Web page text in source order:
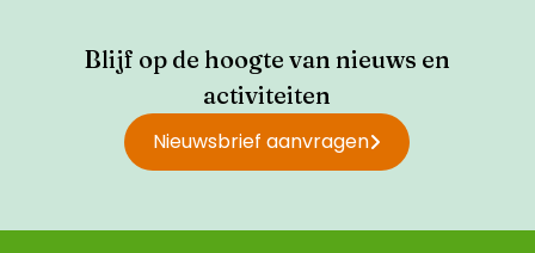
Blijf op de hoogte van nieuws en
activiteiten
Nieuwsbrief aanvragen